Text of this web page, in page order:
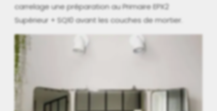
carrelage une préparation au Primaire EPX2
Supérieur + SQ10 avant les couches de mortier.